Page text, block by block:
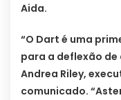
Aida.
“O Dart é uma
para a deflexão
Andrea Riley,
comunicado.